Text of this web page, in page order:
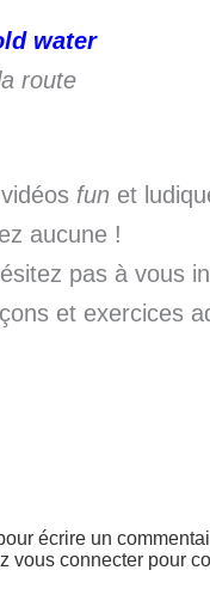
water
route
fun et
aucune !
pas à vous
et exercices
écrire un
vous connecter pour